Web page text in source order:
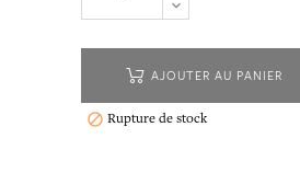
AJOUTER AU PANIER
 Rupture de stock